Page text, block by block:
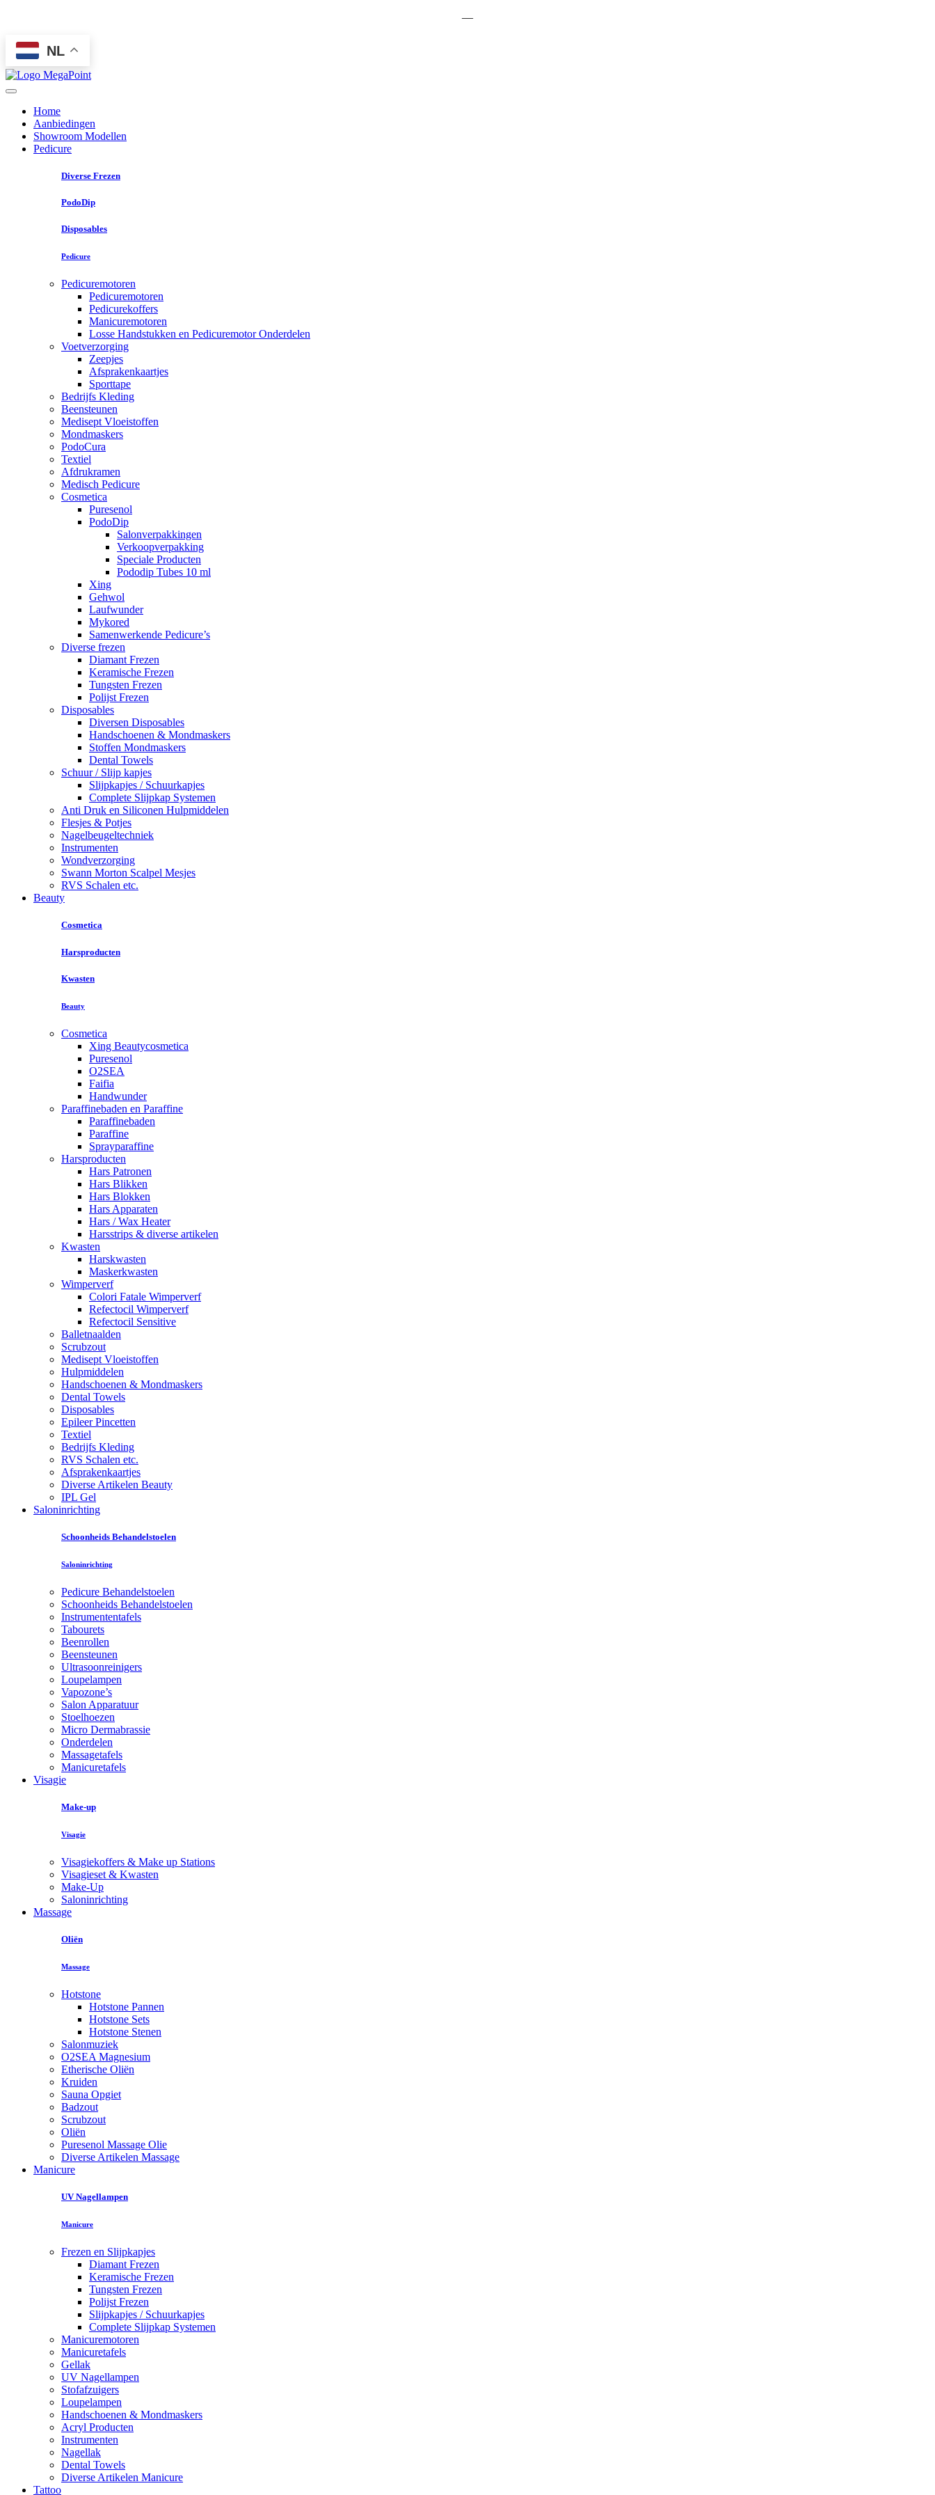
—
NL
Home
Aanbiedingen
Showroom Modellen
Pedicure
Diverse Frezen
PodoDip
Disposables
Pedicure
Pedicuremotoren
Pedicuremotoren
Pedicurekoffers
Manicuremotoren
Losse Handstukken en Pedicuremotor Onderdelen
Voetverzorging
Zeepjes
Afsprakenkaartjes
Sporttape
Bedrijfs Kleding
Beensteunen
Medisept Vloeistoffen
Mondmaskers
PodoCura
Textiel
Afdrukramen
Medisch Pedicure
Cosmetica
Puresenol
PodoDip
Salonverpakkingen
Verkoopverpakking
Speciale Producten
Pododip Tubes 10 ml
Xing
Gehwol
Laufwunder
Mykored
Samenwerkende Pedicure’s
Diverse frezen
Diamant Frezen
Keramische Frezen
Tungsten Frezen
Polijst Frezen
Disposables
Diversen Disposables
Handschoenen & Mondmaskers
Stoffen Mondmaskers
Dental Towels
Schuur / Slijp kapjes
Slijpkapjes / Schuurkapjes
Complete Slijpkap Systemen
Anti Druk en Siliconen Hulpmiddelen
Flesjes & Potjes
Nagelbeugeltechniek
Instrumenten
Wondverzorging
Swann Morton Scalpel Mesjes
RVS Schalen etc.
Beauty
Cosmetica
Harsproducten
Kwasten
Beauty
Cosmetica
Xing Beautycosmetica
Puresenol
O2SEA
Faifia
Handwunder
Paraffinebaden en Paraffine
Paraffinebaden
Paraffine
Sprayparaffine
Harsproducten
Hars Patronen
Hars Blikken
Hars Blokken
Hars Apparaten
Hars / Wax Heater
Harsstrips & diverse artikelen
Kwasten
Harskwasten
Maskerkwasten
Wimperverf
Colori Fatale Wimperverf
Refectocil Wimperverf
Refectocil Sensitive
Balletnaalden
Scrubzout
Medisept Vloeistoffen
Hulpmiddelen
Handschoenen & Mondmaskers
Dental Towels
Disposables
Epileer Pincetten
Textiel
Bedrijfs Kleding
RVS Schalen etc.
Afsprakenkaartjes
Diverse Artikelen Beauty
IPL Gel
Saloninrichting
Schoonheids Behandelstoelen
Saloninrichting
Pedicure Behandelstoelen
Schoonheids Behandelstoelen
Instrumententafels
Tabourets
Beenrollen
Beensteunen
Ultrasoonreinigers
Loupelampen
Vapozone’s
Salon Apparatuur
Stoelhoezen
Micro Dermabrassie
Onderdelen
Massagetafels
Manicuretafels
Visagie
Make-up
Visagie
Visagiekoffers & Make up Stations
Visagieset & Kwasten
Make-Up
Saloninrichting
Massage
Oliën
Massage
Hotstone
Hotstone Pannen
Hotstone Sets
Hotstone Stenen
Salonmuziek
O2SEA Magnesium
Etherische Oliën
Kruiden
Sauna Opgiet
Badzout
Scrubzout
Oliën
Puresenol Massage Olie
Diverse Artikelen Massage
Manicure
UV Nagellampen
Manicure
Frezen en Slijpkapjes
Diamant Frezen
Keramische Frezen
Tungsten Frezen
Polijst Frezen
Slijpkapjes / Schuurkapjes
Complete Slijpkap Systemen
Manicuremotoren
Manicuretafels
Gellak
UV Nagellampen
Stofafzuigers
Loupelampen
Handschoenen & Mondmaskers
Acryl Producten
Instrumenten
Nagellak
Dental Towels
Diverse Artikelen Manicure
Tattoo